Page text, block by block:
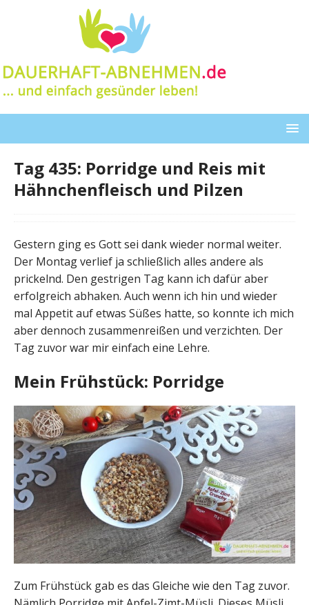
Tag 435: Porridge und Reis mit
Hähnchenfleisch und Pilzen
Gestern ging es Gott sei dank wieder normal weiter.
Der Montag verlief ja schließlich alles andere als
prickelnd. Den gestrigen Tag kann ich dafür aber
erfolgreich abhaken. Auch wenn ich hin und wieder
mal Appetit auf etwas Süßes hatte, so konnte ich mich
aber dennoch zusammenreißen und verzichten. Der
Tag zuvor war mir einfach eine Lehre.
Mein Frühstück: Porridge
Zum Frühstück gab es das Gleiche wie den Tag zuvor.